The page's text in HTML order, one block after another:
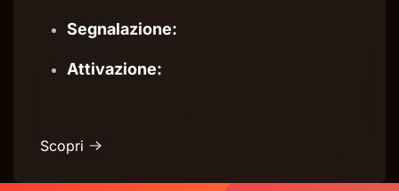
Segnalazione:
Attivazione:
Scopri